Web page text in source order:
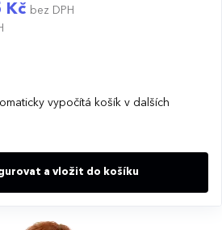
Kč bez DPH
vypočítá košík v dalších
a vložit do košíku